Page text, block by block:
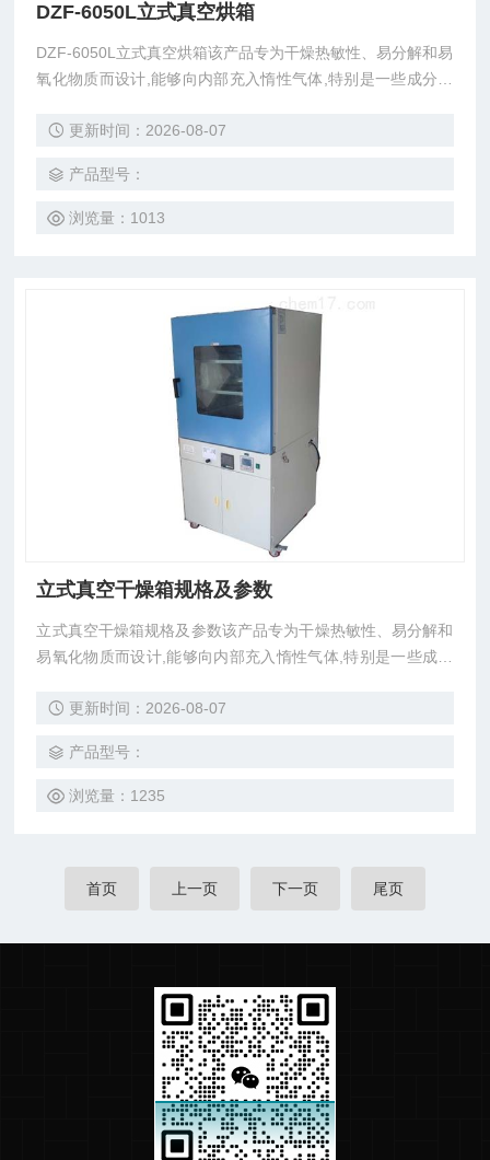
DZF-6050L立式真空烘箱
DZF-6050L立式真空烘箱该产品专为干燥热敏性、易分解和易
氧化物质而设计,能够向内部充入惰性气体,特别是一些成分复
更新时间：2026-08-07
产品型号：
浏览量：1013
立式真空干燥箱规格及参数
立式真空干燥箱规格及参数该产品专为干燥热敏性、易分解和
易氧化物质而设计,能够向内部充入惰性气体,特别是一些成分
更新时间：2026-08-07
产品型号：
浏览量：1235
首页 上一页 下一页 尾页